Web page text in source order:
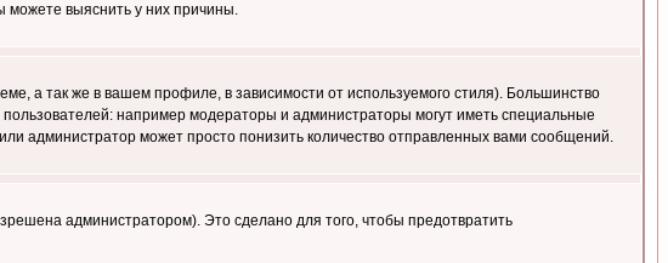
можете выяснить у них причины.
а так же в вашем профиле, в зависимости от используемого стиля). Большинство
например модераторы и администраторы могут иметь специальные
администратор может просто понизить количество отправленных вами сообщений.
администратором). Это сделано для того, чтобы предотвратить